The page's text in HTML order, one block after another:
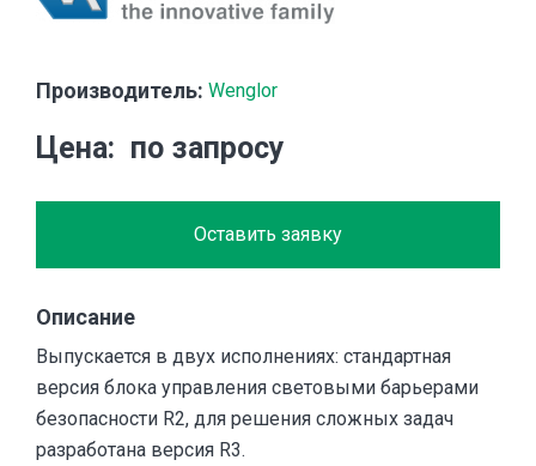
Производитель: Wenglor
Цена по запросу
Оставить заявку
Описание
Выпускается в двух исполнениях: стандартная
версия блока управления световыми барьерами
безопасности R2, для решения сложных задач
разработана версия R3.